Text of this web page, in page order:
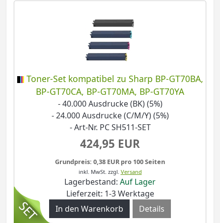
Toner-Set kompatibel zu Sharp BP-GT70BA,
BP-GT70CA, BP-GT70MA, BP-GT70YA
- 40.000 Ausdrucke (BK) (5%)
- 24.000 Ausdrucke (C/M/Y) (5%)
- Art-Nr. PC SH511-SET
424,95 EUR
Grundpreis: 0,38 EUR pro 100 Seiten
inkl. MwSt. zzgl. Versand
Lagerbestand: Auf Lager
Lieferzeit: 1-3 Werktage
Details